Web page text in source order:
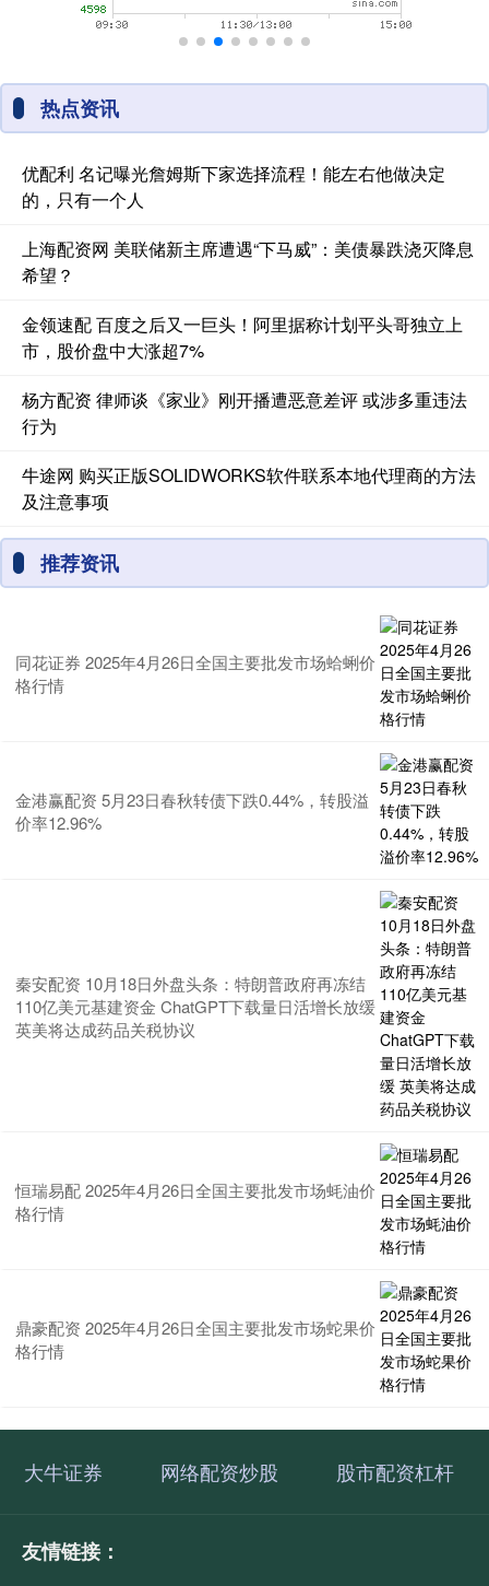
热点资讯
优配利 名记曝光詹姆斯下家选择流程！能左右他做决定
的，只有一个人
上海配资网 美联储新主席遭遇“下马威”：美债暴跌浇灭降息
希望？
金领速配 百度之后又一巨头！阿里据称计划平头哥独立上
市，股价盘中大涨超7%
杨方配资 律师谈《家业》刚开播遭恶意差评 或涉多重违法
行为
牛途网 购买正版SOLIDWORKS软件联系本地代理商的方法
及注意事项
推荐资讯
同花证券 2025年4月26日全国主要批发市场蛤蜊价
格行情
金港赢配资 5月23日春秋转债下跌0.44%，转股溢
价率12.96%
秦安配资 10月18日外盘头条：特朗普政府再冻结
110亿美元基建资金 ChatGPT下载量日活增长放缓
英美将达成药品关税协议
恒瑞易配 2025年4月26日全国主要批发市场蚝油价
格行情
鼎豪配资 2025年4月26日全国主要批发市场蛇果价
格行情
大牛证券 网络配资炒股 股市配资杠杆
友情链接：